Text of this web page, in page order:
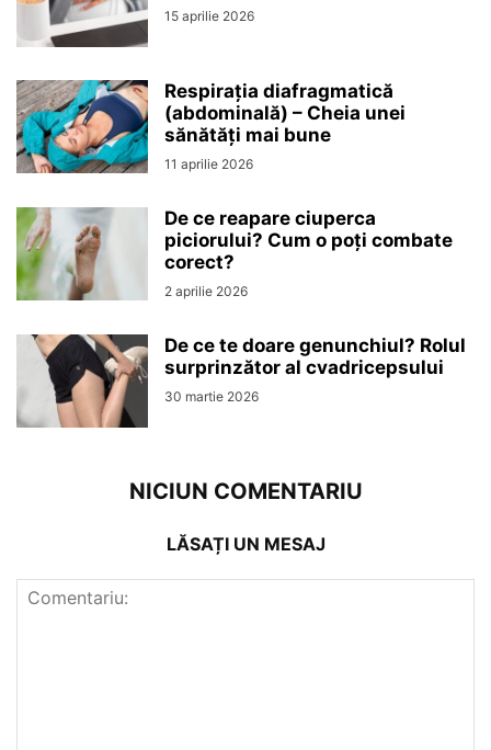
15 aprilie 2026
Respirația diafragmatică
(abdominală) – Cheia unei
sănătăți mai bune
11 aprilie 2026
De ce reapare ciuperca
piciorului? Cum o poți combate
corect?
2 aprilie 2026
De ce te doare genunchiul? Rolul
surprinzător al cvadricepsului
30 martie 2026
NICIUN COMENTARIU
LĂSAȚI UN MESAJ